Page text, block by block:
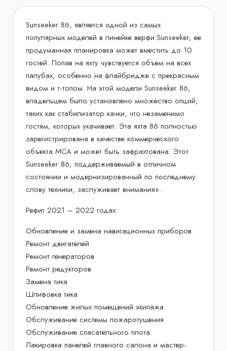
Sunseeker 86, является одной из самых
популярных моделей в линейке верфи Sunseeker, ее
продуманная планировка может вместить до 10
гостей. Попав на яхту чувствуется объем на всех
палубах, особенно на флайбридже с прекрасным
видом и т-топом. На этой модели Sunseeker 86,
владельцем было установлено множество опций,
таких как стабилизатор качки, что незаменимо
гостям, которых укачивает. Эта яхта 86 полностью
зарегистрирована в качестве коммерческого
объекта MCA и может быть зафрахтована. Этот
Sunseeker 86, поддерживаемый в отличном
состоянии и модернизированный по последнему
слову техники, заслуживает внимания».
Рефит 2021 – 2022 годах:
Обновление и замена навигационных приборов
Ремонт двигателей
Ремонт генераторов
Ремонт редукторов
Замена тика
Шлифовка тика
Обновление жилых помещений экипажа
Обслуживание системы пожаротушения
Обслуживание спасательного плота
Лакировка панелей главного салона и мастер-